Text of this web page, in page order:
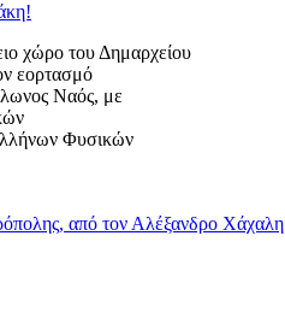
χώρο του Δημαρχείου
εορτασμό
Ναός, με
Φυσικών
από τον Αλέξανδρο Χάχαλη